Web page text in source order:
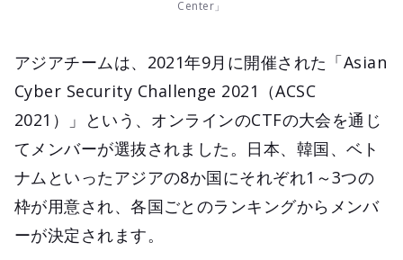
Center」
アジアチームは、2021年9月に開催された「Asian
Cyber Security Challenge 2021（ACSC
2021）」という、オンラインのCTFの大会を通じ
てメンバーが選抜されました。日本、韓国、ベト
ナムといったアジアの8か国にそれぞれ1～3つの
枠が用意され、各国ごとのランキングからメンバ
ーが決定されます。